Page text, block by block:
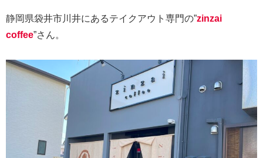
静岡県袋井市川井にあるテイクアウト専門の”zinzai
coffee”さん。